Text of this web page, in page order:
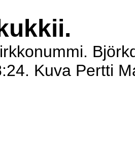
Kuva Pertti